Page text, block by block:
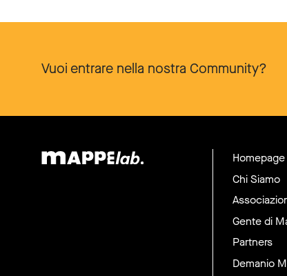
Vuoi entrare nella nostra Community?
Homepage
Chi Siamo
Gente di
Partners
Demanio